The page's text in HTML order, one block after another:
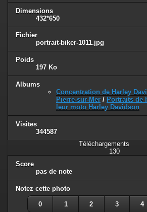
Dimensions
432*650
Fichier
portrait-biker-1011.jpg
Poids
197 Ko
Albums
Concentration de Harley
Pierre-sur-Mer / Portraits de
leur moto Harley Davidson
Visites
344587
Téléchargements
130
Score
pas de note
Notez cette photo
0 1 2 3 4